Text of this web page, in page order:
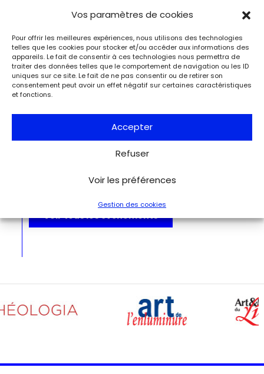
Vos paramètres de cookies
Pour offrir les meilleures expériences, nous utilisons des technologies
telles que les cookies pour stocker et/ou accéder aux informations des
appareils. Le fait de consentir à ces technologies nous permettra de
traiter des données telles que le comportement de navigation ou les ID
uniques sur ce site. Le fait de ne pas consentir ou de retirer son
consentement peut avoir un effet négatif sur certaines caractéristiques
et fonctions.
Accepter
Refuser
Voir les préférences
Gestion des cookies
ÉvénementsDu 25.08.2026 au 21.09.2026
Charles de Gaulle raconte la Libération
de Paris. Lettre à son épouse
Paris
Musée de la Libération de Paris – musée du général
Leclerc – musée Jean Moulin
À l’occasion de l’anniversaire de la Libération de Paris, le
Leclerc – musée Jean Moulin expose la lettre du 27 août
les événements de la Libération de Paris.
Voir tous les événements